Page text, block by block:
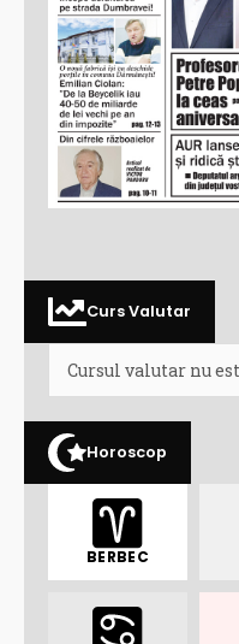
Curs Valutar
Cursul valutar nu
Horoscop
BERBEC